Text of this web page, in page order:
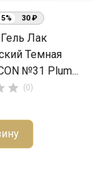
5% 30 ₽
Лак
Темная
№31 Plum...
 (0)